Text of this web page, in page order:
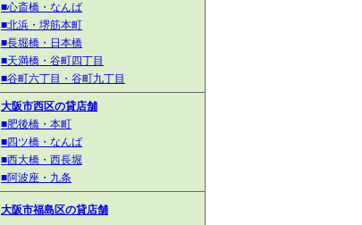
■心斎橋・なんば
■北浜・堺筋本町
■長堀橋・日本橋
■天満橋・谷町四丁目
■谷町六丁目・谷町九丁目
大阪市西区の貸店舗
■肥後橋・本町
■四ツ橋・なんば
■西大橋・西長堀
■阿波座・九条
大阪市福島区の貸店舗